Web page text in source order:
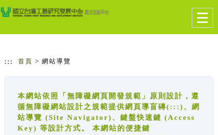
跳到主要內容
網站導覽
::: 首頁 > 網站導覽
本網站依照「無障礙網頁開發規範」原則設計，遵
循無障礙網站設計之規範提供網頁導盲磚(:::)、網
站導覽 (Site Navigator)、鍵盤快速鍵 (Access
Key) 等設計方式。 本網站的便捷鍵